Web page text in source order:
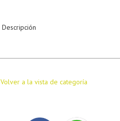
Descripción
Volver a la vista de categoría